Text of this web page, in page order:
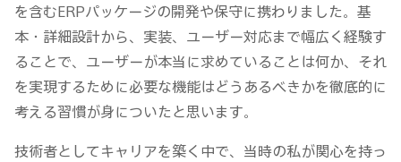
を含むERPパッケージの開発や保守に携わりました。基
本・詳細設計から、実装、ユーザー対応まで幅広く経験す
ることで、ユーザーが本当に求めていることは何か、それ
を実現するために必要な機能はどうあるべきかを徹底的に
考える習慣が身についたと思います。
技術者としてキャリアを築く中で、当時の私が関心を持っ